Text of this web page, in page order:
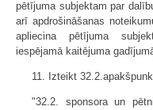
pētījuma subjektam par
arī apdrošināšanas
apliecina pētījuma
iespējamā kaitējuma
11. Izteikt
"32.2. sponsora un